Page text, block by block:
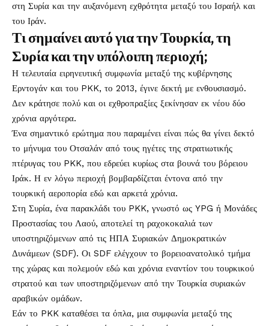
στη Συρία και την αυξανόμενη εχθρότητα μεταξύ του Ισραήλ και
του Ιράν.
Τι σημαίνει αυτό για την Τουρκία, τη
Συρία και την υπόλοιπη περιοχή;
Η τελευταία ειρηνευτική συμφωνία μεταξύ της κυβέρνησης
Ερντογάν και του PKK, το 2013, έγινε δεκτή με ενθουσιασμό.
Δεν κράτησε πολύ και οι εχθροπραξίες ξεκίνησαν εκ νέου δύο
χρόνια αργότερα.
Ένα σημαντικό ερώτημα που παραμένει είναι πώς θα γίνει δεκτό
το μήνυμα του Οτσαλάν από τους ηγέτες της στρατιωτικής
πτέρυγας του PKK, που εδρεύει κυρίως στα βουνά του βόρειου
Ιράκ. Η εν λόγω περιοχή βομβαρδίζεται έντονα από την
τουρκική αεροπορία εδώ και αρκετά χρόνια.
Στη Συρία, ένα παρακλάδι του PKK, γνωστό ως YPG ή Μονάδες
Προστασίας του Λαού, αποτελεί τη ραχοκοκαλιά των
υποστηριζόμενων από τις ΗΠΑ Συριακών Δημοκρατικών
Δυνάμεων (SDF). Οι SDF ελέγχουν το βορειοανατολικό τμήμα
της χώρας και πολεμούν εδώ και χρόνια εναντίον του τουρκικού
στρατού και των υποστηριζόμενων από την Τουρκία συριακών
αραβικών ομάδων.
Εάν το PKK καταθέσει τα όπλα, μια συμφωνία μεταξύ της